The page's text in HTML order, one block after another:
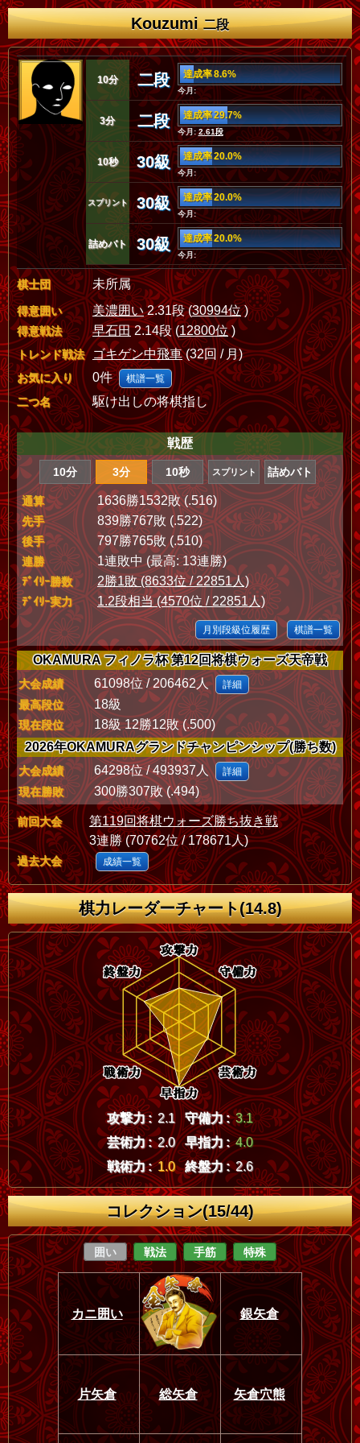
Kouzumi二段
10分 二段 達成率 8.6%
今月:
3分 二段 達成率 29.7%
今月:2.61段
10秒 30級 達成率 20.0%
今月:
スプリント 30級 達成率 20.0%
今月:
詰めバト 30級 達成率 20.0%
今月:
棋士団 未所属
得意囲い 美濃囲い2.31段 (30994位)
得意戦法 早石田2.14段 (12800位)
トレンド戦法 ゴキゲン中飛車(32回 / 月)
お気に入り 0件 棋譜一覧
二つ名 駆け出しの将棋指し
戦歴
10分 3分 10秒 スプリント 詰めバト
通算 1636勝1532敗 (.516)
先手 839勝767敗 (.522)
後手 797勝765敗 (.510)
連勝 1連敗中 (最高: 13連勝)
ﾃﾞｲﾘｰ勝数 2勝1敗 (8633位 / 22851人)
ﾃﾞｲﾘｰ実力 1.2段相当 (4570位 / 22851人)
月別段級位履歴 棋譜一覧
OKAMURA フィノラ杯 第12回将棋ウォーズ天帝戦
大会成績 61098位 / 206462人 詳細
最高段位 18級
現在段位
18級 12勝12敗 (.500)
2026年OKAMURAグランドチャンピンシップ(勝ち数)
大会成績 64298位 / 493937人 詳細
現在勝敗 300勝307敗 (.494)
前回大会
第119回将棋ウォーズ勝ち抜き戦
3連勝 (70762位 / 178671人)
過去大会 成績一覧
棋力レーダーチャート(14.8)
攻撃力 : 2.1 守備力 : 3.1
芸術力 : 2.0 早指力 : 4.0
戦術力 : 1.0 終盤力 : 2.6
コレクション(15/44)
囲い 戦法 手筋 特殊
カニ囲い 銀矢倉
片矢倉 総矢倉 矢倉穴熊